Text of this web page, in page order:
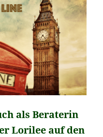
als Beraterin
Lorilee auf den